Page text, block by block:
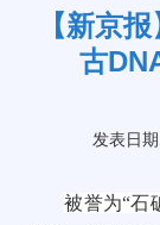
【新京
古
发表日
被誉为“石